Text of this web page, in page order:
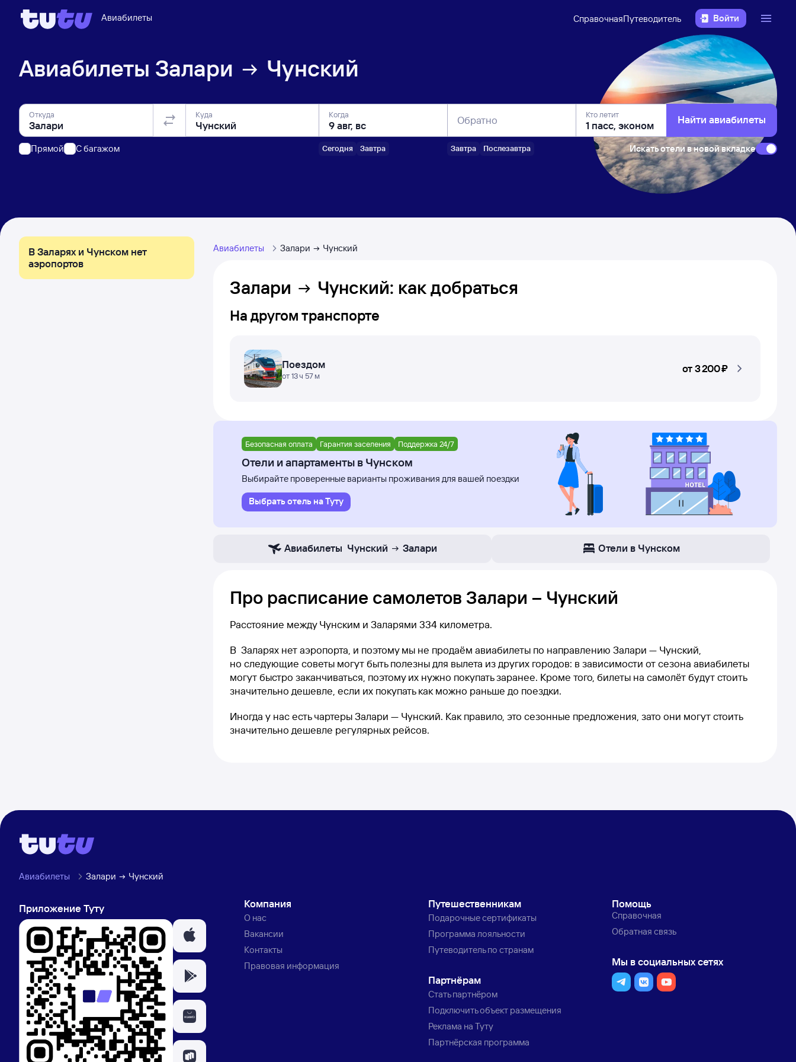
Авиабилеты СправочнаяПутеводитель Войти
Авиабилеты Залари Чунский
Откуда
Прямой C багажом
Куда Когда
Сегодня Завтра
Обратно
Завтра Послезавтра
Кто летит Найти авиабилеты
Искать отели в новой вкладке
В Заларях и Чунском нет
аэропортов
Авиабилеты Залари Чунский
Залари Чунский: как добраться
На другом транспорте
Поездом
от 13 ч 57 м
от3 ⁠200 ⁠₽
Безопасная оплата Гарантия заселения Поддержка 24/7
Отели и апартаменты в Чунском
Выбирайте проверенные варианты проживания для вашей поездки
Выбрать отель на Туту
Авиабилеты Чунский Залари Отели в Чунском
Про расписание самолетов Залари – Чунский
Расстояние между Чунским и Заларями 334 километра.
В Заларях нет аэропорта, и поэтому мы не продаём авиабилеты по направлению Залари — Чунский,
но следующие советы могут быть полезны для вылета из других городов: в зависимости от сезона авиабилеты
могут быстро заканчиваться, поэтому их нужно покупать заранее. Кроме того, билеты на самолёт будут стоить
значительно дешевле, если их покупать как можно раньше до поездки.
Иногда у нас есть чартеры Залари — Чунский. Как правило, это сезонные предложения, зато они могут стоить
значительно дешевле регулярных рейсов.
Авиабилеты Залари Чунский
Приложение Туту Компания
О нас
Вакансии
Контакты
Правовая информация
Путешественникам
Подарочные сертификаты
Программа лояльности
Путеводитель по странам
Партнёрам
Стать партнёром
Подключить объект размещения
Реклама на Туту
Партнёрская программа
Помощь
Справочная
Обратная связь
Мы в социальных сетях